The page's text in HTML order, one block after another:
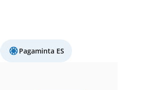
Pagaminta ES